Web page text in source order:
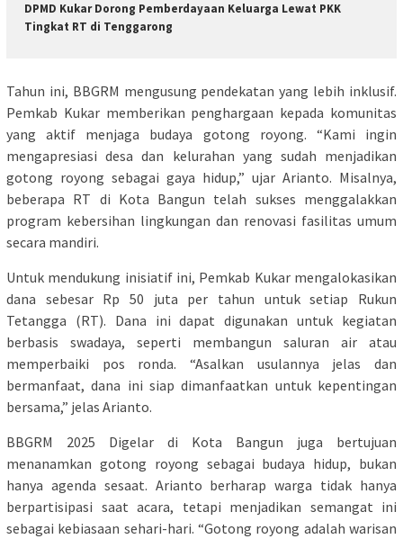
DPMD Kukar Dorong Pemberdayaan Keluarga Lewat PKK
Tingkat RT di Tenggarong
Tahun ini, BBGRM mengusung pendekatan yang lebih inklusif.
Pemkab Kukar memberikan penghargaan kepada komunitas
yang aktif menjaga budaya gotong royong. “Kami ingin
mengapresiasi desa dan kelurahan yang sudah menjadikan
gotong royong sebagai gaya hidup,” ujar Arianto. Misalnya,
beberapa RT di Kota Bangun telah sukses menggalakkan
program kebersihan lingkungan dan renovasi fasilitas umum
secara mandiri.
Untuk mendukung inisiatif ini, Pemkab Kukar mengalokasikan
dana sebesar Rp 50 juta per tahun untuk setiap Rukun
Tetangga (RT). Dana ini dapat digunakan untuk kegiatan
berbasis swadaya, seperti membangun saluran air atau
memperbaiki pos ronda. “Asalkan usulannya jelas dan
bermanfaat, dana ini siap dimanfaatkan untuk kepentingan
bersama,” jelas Arianto.
BBGRM 2025 Digelar di Kota Bangun juga bertujuan
menanamkan gotong royong sebagai budaya hidup, bukan
hanya agenda sesaat. Arianto berharap warga tidak hanya
berpartisipasi saat acara, tetapi menjadikan semangat ini
sebagai kebiasaan sehari-hari. “Gotong royong adalah warisan